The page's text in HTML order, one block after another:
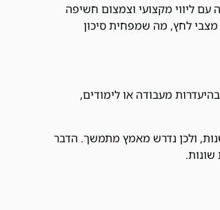
עם ליווי מקצועי וצמצום חשיפה
לחץ, מה שמפחית סיכון
מעבודה או לימודים,
ולכן נדרש מאמץ מתמשך. הדבר
שונות.